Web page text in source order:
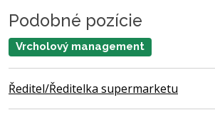
Podobné pozície
Vrcholový management
Ředitel/Ředitelka supermarketu